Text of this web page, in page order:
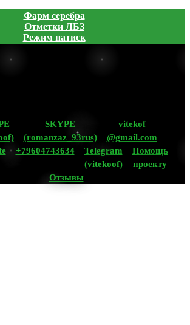
Фарм серебра
Отметки ЛБЗ
Режим натиск
SKYPE
(romanzaz_93rus)
vitekof
@gmail.com
+79604743634
Telegram
(vitekoof)
Помощь
проекту
Отзывы